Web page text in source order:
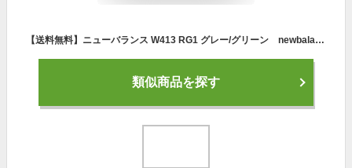
【送料無料】ニューバランス W413 RG1 グレー/グリーン newbalance 婦人 レディース ランニング トレーニング ウォーキング シューズ スニーカー
類似商品を探す